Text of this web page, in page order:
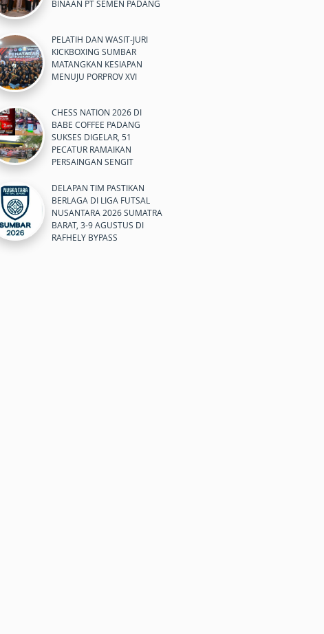
BINAAN PT SEMEN PADANG
PELATIH DAN WASIT-JURI
KICKBOXING SUMBAR
MATANGKAN KESIAPAN
MENUJU PORPROV XVI
CHESS NATION 2026 DI
BABE COFFEE PADANG
SUKSES DIGELAR, 51
PECATUR RAMAIKAN
PERSAINGAN SENGIT
DELAPAN TIM PASTIKAN
BERLAGA DI LIGA FUTSAL
NUSANTARA 2026 SUMATRA
BARAT, 3-9 AGUSTUS DI
RAFHELY BYPASS